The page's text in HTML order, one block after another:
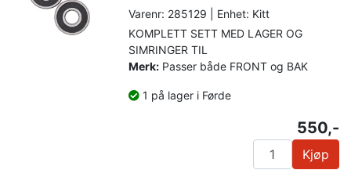
Varenr: 285129 | Enhet: Kitt
KOMPLETT SETT MED LAGER OG
SIMRINGER TIL
Merk: Passer både FRONT og BAK
1 på lager i Førde
550,-
Kjøp